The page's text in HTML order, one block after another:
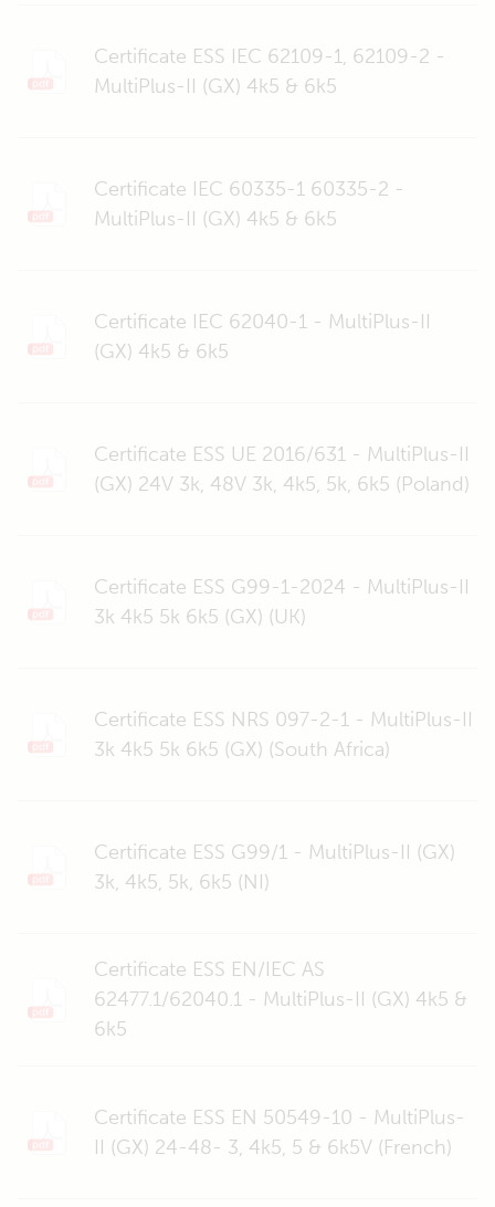
Certificate ESS IEC 62109-1, 62109-2 -
MultiPlus-II (GX) 4k5 & 6k5
Certificate IEC 60335-1 60335-2 -
MultiPlus-II (GX) 4k5 & 6k5
Certificate IEC 62040-1 - MultiPlus-II
(GX) 4k5 & 6k5
Certificate ESS UE 2016/631 - MultiPlus-II
(GX) 24V 3k, 48V 3k, 4k5, 5k, 6k5 (Poland)
Certificate ESS G99-1-2024 - MultiPlus-II
3k 4k5 5k 6k5 (GX) (UK)
Certificate ESS NRS 097-2-1 - MultiPlus-II
3k 4k5 5k 6k5 (GX) (South Africa)
Certificate ESS G99/1 - MultiPlus-II (GX)
3k, 4k5, 5k, 6k5 (NI)
Certificate ESS EN/IEC AS
62477.1/62040.1 - MultiPlus-II (GX) 4k5 &
6k5
Certificate ESS EN 50549-10 - MultiPlus-
II (GX) 24-48- 3, 4k5, 5 & 6k5V (French)